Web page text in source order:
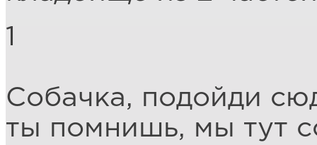
1
Собачка, подойди
ты помнишь, мы тут